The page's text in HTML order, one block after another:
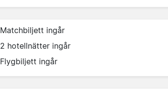
Matchbiljett ingår
2 hotellnätter ingår
Flygbiljett ingår